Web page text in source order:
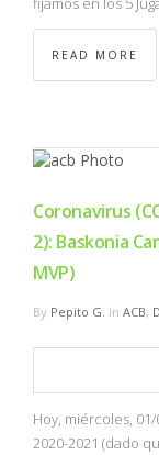
READ MORE
Coronavirus
2): Baskonia
MVP)
By Pepito G. in ACB,
Hoy, miércoles,
2020-2021 (dado